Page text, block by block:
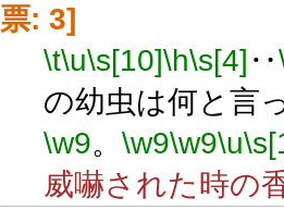
票: 3]
\t\u\s[10]\h\s[4] ‥
の幼虫は何と言
\w9。 \w9\w9\u
威嚇された時の